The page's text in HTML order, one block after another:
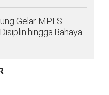
Gelar MPLS
hingga Bahaya